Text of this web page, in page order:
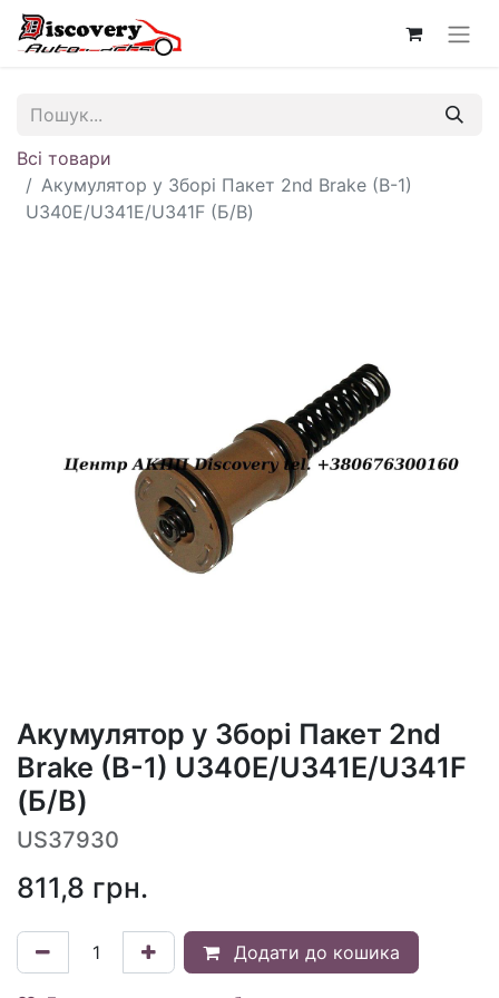
Всі товари
Акумулятор у Зборі Пакет 2nd Brake (B-1)
U340E/U341E/U341F (Б/В)
Акумулятор у Зборі Пакет 2nd
Brake (B-1) U340E/U341E/U341F
(Б/В)
US37930
811,8 грн.
Додати до кошика